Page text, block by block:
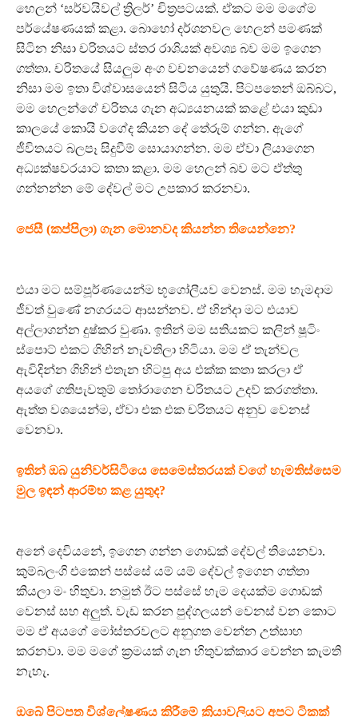
හෙලන් ‘සර්වයිවල් ත්‍රිලර්’ චිත්‍රපටයක්. ඒකට මම මගේම
පර්යේෂණයක් කළා. බොහෝ දර්ශනවල හෙලන් පමණක්
සිටින නිසා චරිතයට ස්තර රාශියක් අවශ්‍ය බව මම ඉගෙන
ගත්තා. චරිතයේ සියලු‍ම අංග වචනයෙන් ගවේෂණය කරන
නිසා මම ඉතා විශ්වාසයෙන් සිටිය යුතුයි. පිටපතෙන් ඔබ්බට,
මම හෙලන්ගේ චරිතය ගැන අධ්‍යයනයක් කළේ එයා කුඩා
කාලයේ කොයි වගේද කියන දේ තේරුම් ගන්න. ඇගේ
ජීවිතයට බලපෑ සිදුවීම් සොයාගන්න. මම ඒවා ලියාගෙන
අධ්‍යක්ෂවරයාට කතා කළා. මම හෙලන් බව මට ඒත්තු
ගන්නන්න මේ දේවල් මට උපකාර කරනවා.
ජෙසී (කප්පිලා) ගැන මොනවද කියන්න තියෙන්නෙ?
එයා මට සම්පූර්ණයෙන්ම භූගෝලීයව වෙනස්. මම හැමදාම
ජීවත් වුණේ නගරයට ආසන්නව. ඒ හින්දා මට එයාව
අල්ලාගන්න දුෂ්කර වුණා. ඉතින් මම සතියකට කලින් ෂූටිං
ස්පොට් එකට ගිහින් නැවතිලා හිටියා. මම ඒ තැන්වල
ඇවිදින්න ගිහින් එතැන හිටපු අය එක්ක කතා කරලා ඒ
අයගේ ගතිපැවතුම් තෝරාගෙන චරිතයට උදව් කරගත්තා.
ඇත්ත වශයෙන්ම, ඒවා එක එක චරිතයට අනුව වෙනස්
වෙනවා.
ඉතින් ඔබ යුනිවර්සිටියෙ සෙමෙස්තරයක් වගේ හැමතිස්සෙම
මුල ඉඳන් ආරම්භ කළ යුතුද?
අනේ දෙවියනේ, ඉගෙන ගන්න ගොඩක් දේවල් තියෙනවා.
කුම්බලංගි එකෙන් පස්සේ යම් යම් දේවල් ඉගෙන ගත්තා
කියලා මං හිතුවා. නමුත් ඊට පස්සේ හැම දෙයක්ම ගොඩක්
වෙනස් සහ අලු‍ත්. වැඩ කරන පුද්ගලයන් වෙනස් වන කොට
මම ඒ අයගේ මෝස්තරවලට අනුගත වෙන්න උත්සාහ
කරනවා. මම මගේ ක්‍රමයක් ගැන හිතුවක්කාර වෙන්න කැමති
නැහැ.
ඔබේ පිටපත විශ්ලේෂණය කිරීමේ ක්‍රියාවලියට අපට ටිකක්